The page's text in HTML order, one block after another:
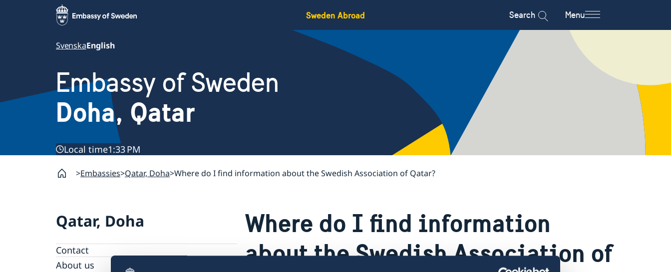
Sweden Abroad Search Menu
SvenskaEnglish
Embassy of Sweden
Doha, Qatar
Local time1:33 PM
Embassies Qatar, Doha Where do I find information about the Swedish Association of Qatar?
Qatar, Doha
Contact
About us
Where do I find information
about the Swedish Association of